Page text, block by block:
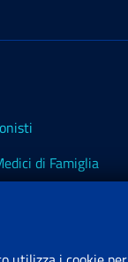
di Famiglia